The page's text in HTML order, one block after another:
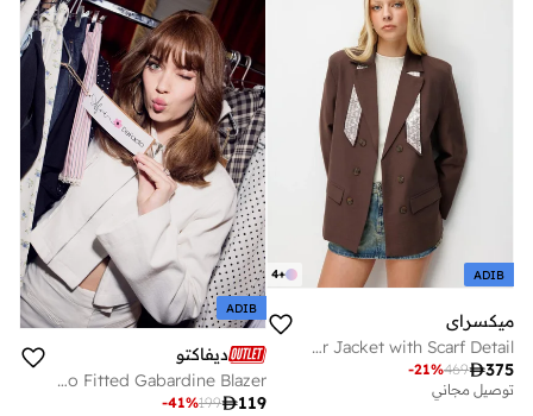
+
4 ADIB
ميكسراي
MIXRAY Linen Blazer Jacket with Scarf Detail
375
469
-21%
توصيل مجاني
ADIB
ديفاكتو
Afra x Defacto Fitted Gabardine Blazer
119
199
-41%